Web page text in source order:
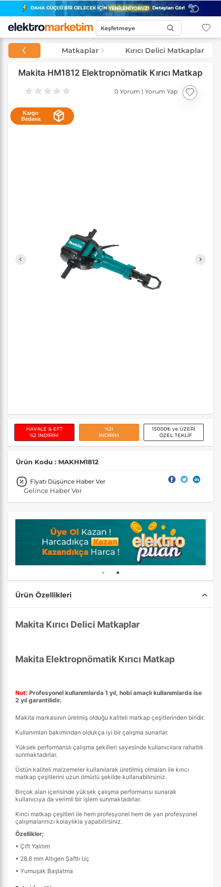
Keşfetmeye
Matkaplar Kırıcı Delici Matkaplar
Makita HM1812 Elektropnömatik Kırıcı Matkap
0 Yorum | Yorum Yap
Kargo
Bedava
HAVALE & EFT
%2 İNDİRİM
%31
İNDİRİM
15000₺ ve ÜZERİ
ÖZEL TEKLİF
Ürün Kodu : MAKHM1812
Fiyatı Düşünce Haber Ver
Gelince Haber Ver
Ürün Özellikleri
Makita Kırıcı Delici Matkaplar
Makita Elektropnömatik Kırıcı Matkap
Not: Profesyonel kullanımlarda 1 yıl, hobi amaçlı kullanımlarda ise
2 yıl garantilidir.
Makita markasının üretmiş olduğu kaliteli matkap çeşitlerinden biridir.
Kullanımları bakımından oldukça iyi bir çalışma sunarlar.
Yüksek performanslı çalışma şekilleri sayesinde kullanıcılara rahatlık
sunmaktadırlar.
Üstün kaliteli malzemeler kullanılarak üretilmiş olmaları ile kırıcı
matkap çeşitlerini uzun ömürlü şekilde kullanabilirsiniz.
Birçok alan içerisinde yüksek çalışma performansı sunarak
kullanıcıya da verimli bir işlem sunmaktadırlar.
Kırıcı matkap çeşitleri ile hem profesyonel hem de yarı profesyonel
çalışmalarınızı kolaylıkla yapabilirsiniz.
Özellikler;
• Çift Yalıtım
• 28.6 mm Altıgen Şaftlı Uç
• Yumuşak Başlatma